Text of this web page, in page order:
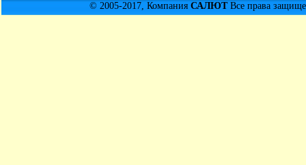
© 2005-2017, Компания САЛЮТВсе права